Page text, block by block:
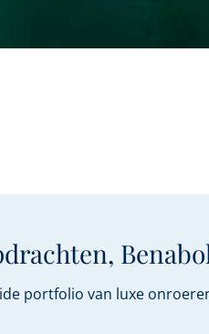
portfolio van luxe